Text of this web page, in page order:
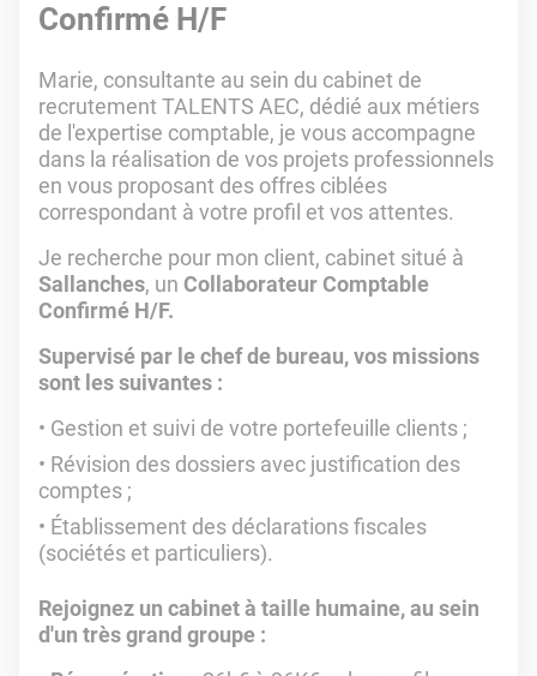
Confirmé H/F
Marie, consultante au sein du cabinet de
recrutement TALENTS AEC, dédié aux métiers
de l'expertise comptable, je vous accompagne
dans la réalisation de vos projets professionnels
en vous proposant des offres ciblées
correspondant à votre profil et vos attentes.
Je recherche pour mon client, cabinet situé à
Sallanches, un Collaborateur Comptable
Confirmé H/F.
Supervisé par le chef de bureau, vos missions
sont les suivantes :
Gestion et suivi de votre portefeuille clients ;
Révision des dossiers avec justification des
comptes ;
Établissement des déclarations fiscales
(sociétés et particuliers).
Rejoignez un cabinet à taille humaine, au sein
d'un très grand groupe :